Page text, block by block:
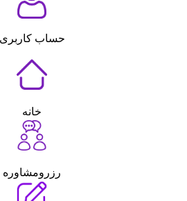
حساب کاربری
خانه
رزرومشاوره